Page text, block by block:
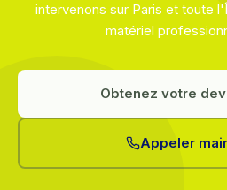
intervenons sur Paris et toute
matériel
Obtenez votre
Appeler